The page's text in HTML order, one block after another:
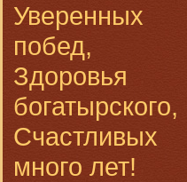
Уверенных
побед,
Здоровья
богатырского,
Счастливых
много лет!